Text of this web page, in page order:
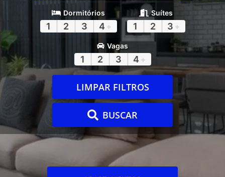
Dormitórios
1 2 3 4 +
Suítes
1 2 3 +
Vagas
1 2 3 4 +
LIMPAR FILTROS
BUSCAR